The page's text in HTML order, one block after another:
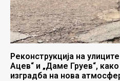
Реконструкција на
Ацев“ и „Даме Груев“,
изградба на нова